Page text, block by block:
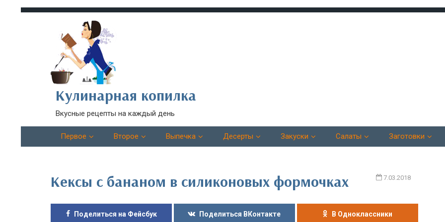
Кулинарная копилка
Вкусные рецепты на каждый день
Первое Второе Выпечка Десерты Закуски Салаты Заготовки
7.03.2018
Кексы с бананом в силиконовых формочках
Поделиться на Фейсбук Поделиться ВКонтакте В Одноклассники